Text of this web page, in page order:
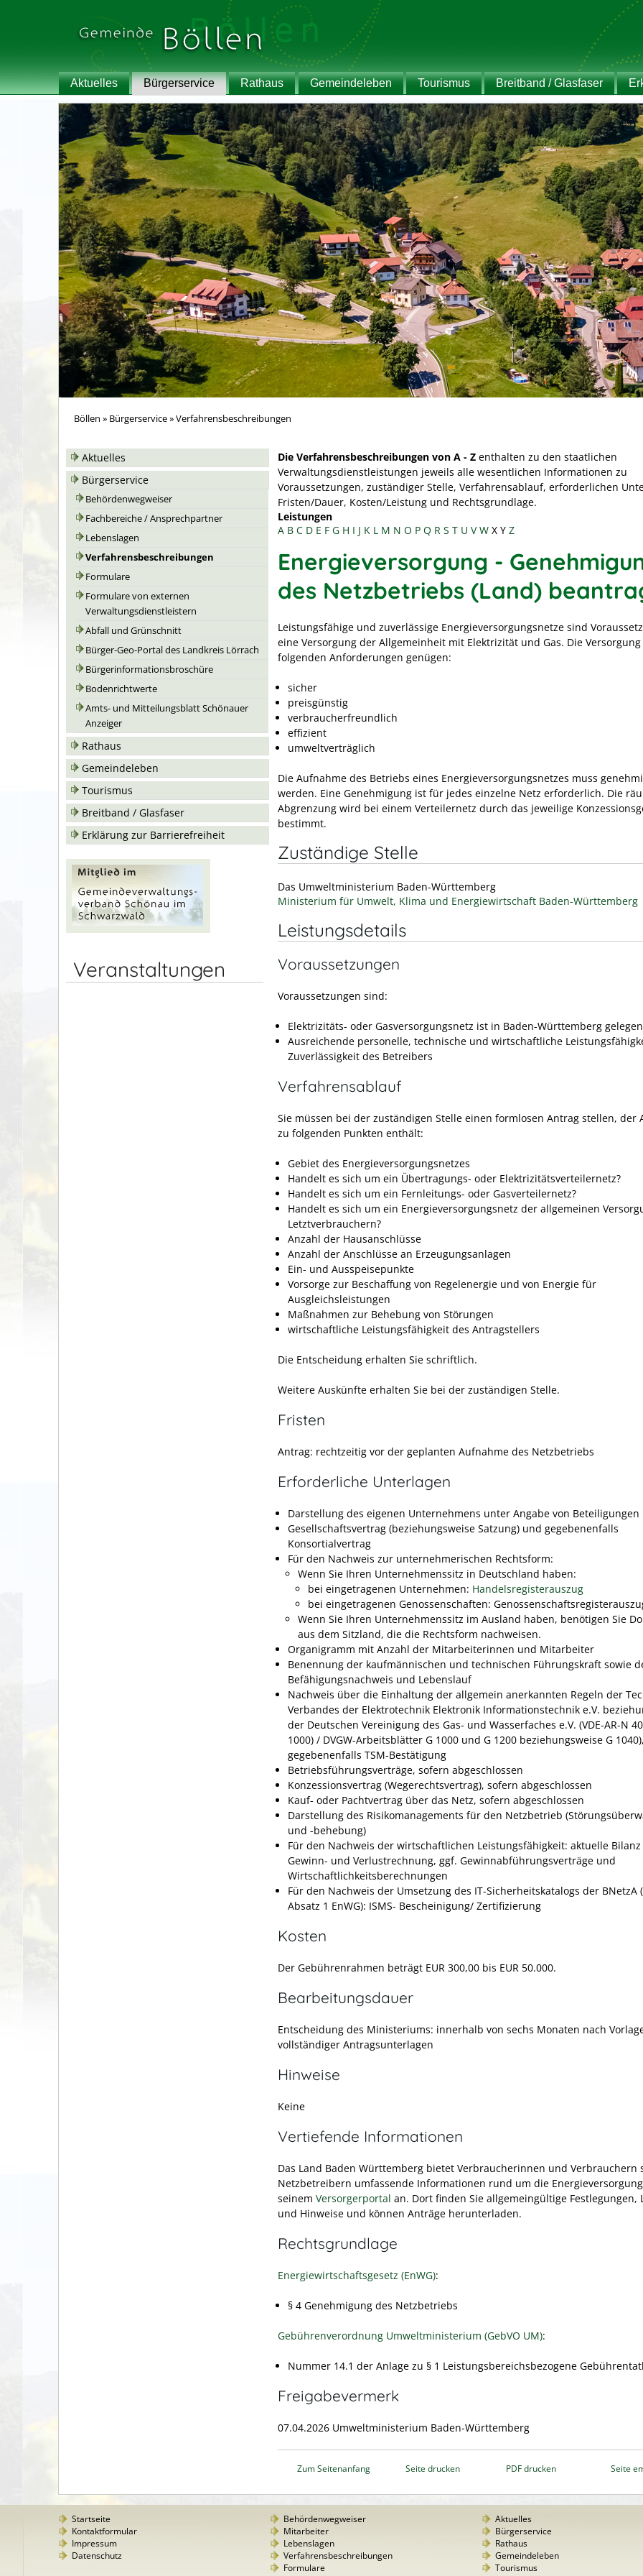
Aktuelles Bürgerservice Rathaus Gemeindeleben Tourismus Breitband / Glasfaser
Böllen » Bürgerservice»Verfahrensbeschreibungen
Aktuelles
Bürgerservice
Behördenwegweiser
Fachbereiche / Ansprechpartner
Lebenslagen
Verfahrensbeschreibungen
Formulare
Formulare von externen
Verwaltungsdienstleistern
Abfall und Grünschnitt
Bürger-Geo-Portal des Landkreis Lörrach
Bürgerinformationsbroschüre
Bodenrichtwerte
Amts- und Mitteilungsblatt Schönauer
Anzeiger
Rathaus
Gemeindeleben
Tourismus
Breitband / Glasfaser
Erklärung zur Barrierefreiheit
Veranstaltungen
Die Verfahrensbeschreibungen von A - Z enthalten zu den staatlichen
Verwaltungsdienstleistungen jeweils alle wesentlichen Informationen zu
Voraussetzungen, zuständiger Stelle, Verfahrensablauf, erforderlichen
Fristen/Dauer, Kosten/Leistung und Rechtsgrundlage.
Leistungen
A B C D E F G H I J K L M N O P Q R S T U V W X Y Z
Energieversorgung -
des Netzbetriebs (Land)
Leistungsfähige und zuverlässige Energieversorgungsnetze sind
eine Versorgung der Allgemeinheit mit Elektrizität und Gas. Die
folgenden Anforderungen genügen:
sicher
preisgünstig
verbraucherfreundlich
effizient
umweltverträglich
Die Aufnahme des Betriebs eines Energieversorgungsnetzes muss
werden. Eine Genehmigung ist für jedes einzelne Netz erforderlich. Die
Abgrenzung wird bei einem Verteilernetz durch das jeweilige
bestimmt.
Zuständige Stelle
Das Umweltministerium Baden-Württemberg
Ministerium für Umwelt, Klima und Energiewirtschaft Baden-Württemberg
Leistungsdetails
Voraussetzungen
Voraussetzungen sind:
Elektrizitäts- oder Gasversorgungsnetz ist in Baden-Württemberg gelegen
Ausreichende personelle, technische und wirtschaftliche
Zuverlässigkeit des Betreibers
Verfahrensablauf
Sie müssen bei der zuständigen Stelle einen formlosen Antrag stellen, der
zu folgenden Punkten enthält:
Gebiet des Energieversorgungsnetzes
Handelt es sich um ein Übertragungs- oder Elektrizitätsverteilernetz?
Handelt es sich um ein Fernleitungs- oder Gasverteilernetz?
Handelt es sich um ein Energieversorgungsnetz der allgemeinen
Letztverbrauchern?
Anzahl der Hausanschlüsse
Anzahl der Anschlüsse an Erzeugungsanlagen
Ein- und Ausspeisepunkte
Vorsorge zur Beschaffung von Regelenergie und von Energie für
Ausgleichsleistungen
Maßnahmen zur Behebung von Störungen
wirtschaftliche Leistungsfähigkeit des Antragstellers
Die Entscheidung erhalten Sie schriftlich.
Weitere Auskünfte erhalten Sie bei der zuständigen Stelle.
Fristen
Antrag: rechtzeitig vor der geplanten Aufnahme des Netzbetriebs
Erforderliche Unterlagen
Darstellung des eigenen Unternehmens unter Angabe von Beteiligungen
Gesellschaftsvertrag (beziehungsweise Satzung) und gegebenenfalls
Konsortialvertrag
Für den Nachweis zur unternehmerischen Rechtsform:
Wenn Sie Ihren Unternehmenssitz in Deutschland haben:
bei eingetragenen Unternehmen: Handelsregisterauszug
bei eingetragenen Genossenschaften:
Wenn Sie Ihren Unternehmenssitz im Ausland haben, benötigen Sie
aus dem Sitzland, die die Rechtsform nachweisen.
Organigramm mit Anzahl der Mitarbeiterinnen und Mitarbeiter
Benennung der kaufmännischen und technischen Führungskraft sowie
Befähigungsnachweis und Lebenslauf
Nachweis über die Einhaltung der allgemein anerkannten Regeln der
Verbandes der Elektrotechnik Elektronik Informationstechnik e.V.
der Deutschen Vereinigung des Gas- und Wasserfaches e.V. (VDE-AR-N
1000) / DVGW-Arbeitsblätter G 1000 und G 1200 beziehungsweise G
gegebenenfalls TSM-Bestätigung
Betriebsführungsverträge, sofern abgeschlossen
Konzessionsvertrag (Wegerechtsvertrag), sofern abgeschlossen
Kauf- oder Pachtvertrag über das Netz, sofern abgeschlossen
Darstellung des Risikomanagements für den Netzbetrieb
und -behebung)
Für den Nachweis der wirtschaftlichen Leistungsfähigkeit: aktuelle Bilanz
Gewinn- und Verlustrechnung, ggf. Gewinnabführungsverträge und
Wirtschaftlichkeitsberechnungen
Für den Nachweis der Umsetzung des IT-Sicherheitskatalogs der BNetzA
Absatz 1 EnWG): ISMS- Bescheinigung/ Zertifizierung
Kosten
Der Gebührenrahmen beträgt EUR 300,00 bis EUR 50.000.
Bearbeitungsdauer
Entscheidung des Ministeriums: innerhalb von sechs Monaten nach
vollständiger Antragsunterlagen
Hinweise
Keine
Vertiefende Informationen
Das Land Baden Württemberg bietet Verbraucherinnen und Verbrauchern
Netzbetreibern umfassende Informationen rund um die
seinem Versorgerportal an. Dort finden Sie allgemeingültige Festlegungen,
und Hinweise und können Anträge herunterladen.
Rechtsgrundlage
Energiewirtschaftsgesetz (EnWG):
§ 4 Genehmigung des Netzbetriebs
Gebührenverordnung Umweltministerium (GebVO UM):
Nummer 14.1 der Anlage zu § 1 Leistungsbereichsbezogene
Freigabevermerk
07.04.2026 Umweltministerium Baden-Württemberg
Zum Seitenanfang Seite drucken PDF drucken Seite
Startseite
Kontaktformular
Impressum
Datenschutz
Behördenwegweiser
Mitarbeiter
Lebenslagen
Verfahrensbeschreibungen
Formulare
Aktuelles
Bürgerservice
Rathaus
Gemeindeleben
Tourismus